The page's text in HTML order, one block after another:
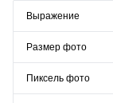
Выражение
Размер фото
Пиксель фото